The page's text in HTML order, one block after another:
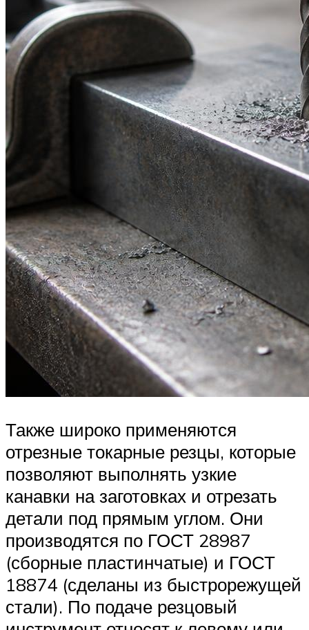
Также широко применяются
отрезные токарные резцы, которые
позволяют выполнять узкие
канавки на заготовках и отрезать
детали под прямым углом. Они
производятся по ГОСТ 28987
(сборные пластинчатые) и ГОСТ
18874 (сделаны из быстрорежущей
стали). По подаче резцовый